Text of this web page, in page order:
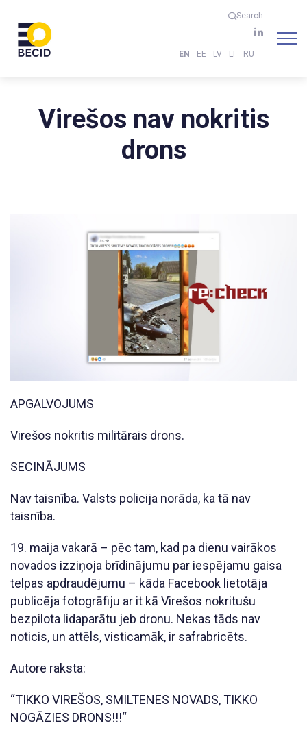
Search
EN EE LV LT RU
Virešos nav nokritis
drons
APGALVOJUMS
Virešos nokritis militārais drons.
SECINĀJUMS
Nav taisnība. Valsts policija norāda, ka tā nav
taisnība.
19. maija vakarā – pēc tam, kad pa dienu vairākos
novados izziņoja brīdinājumu par iespējamu gaisa
telpas apdraudējumu – kāda Facebook lietotāja
publicēja fotogrāfiju ar it kā Virešos nokritušu
bezpilota lidaparātu jeb dronu. Nekas tāds nav
noticis, un attēls, visticamāk, ir safrabricēts.
Autore raksta:
“TIKKO VIREŠOS, SMILTENES NOVADS, TIKKO
NOGĀZIES DRONS!!!“